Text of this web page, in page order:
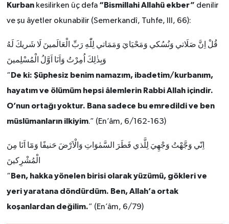
Kurbankesilirken üç defa“Bismillahi Allahü ekber” denilir
ve şu âyetler okunabilir (Semerkandî, Tuhfe, III, 66):
قُلْ اِنَّ صَلَاتي وَنُسُكي وَمَحْيَايَ وَمَمَاتي لِلّٰهِ رَبِّ الْعَالَمينَ لَا شَريكَ لَهُ
وَبِذٰلِكَ اُمِرْتُ وَاَنَا اَوَّلُ الْمُسْلِمينَ
“De ki: Şüphesiz benim namazım, ibadetim/kurbanım,
hayatım ve ölümüm hepsi âlemlerin Rabbi Allah içindir.
O’nun ortağı yoktur. Bana sadece bu emredildi ve ben
müslümanların ilkiyim.” (En’âm, 6/162-163)
اِنّي وَجَّهْتُ وَجْهِيَ لِلَّذي فَطَرَ السَّمٰوَاتِ وَالْاَرْضَ حَنيفًا وَمَٓا اَنَا مِنَ
الْمُشْرِكينَ
“Ben, hakka yönelen birisi olarak yüzümü, gökleri ve
yeri yaratana döndürdüm. Ben, Allah’a ortak
koşanlardan değilim.” (En’âm, 6/79)